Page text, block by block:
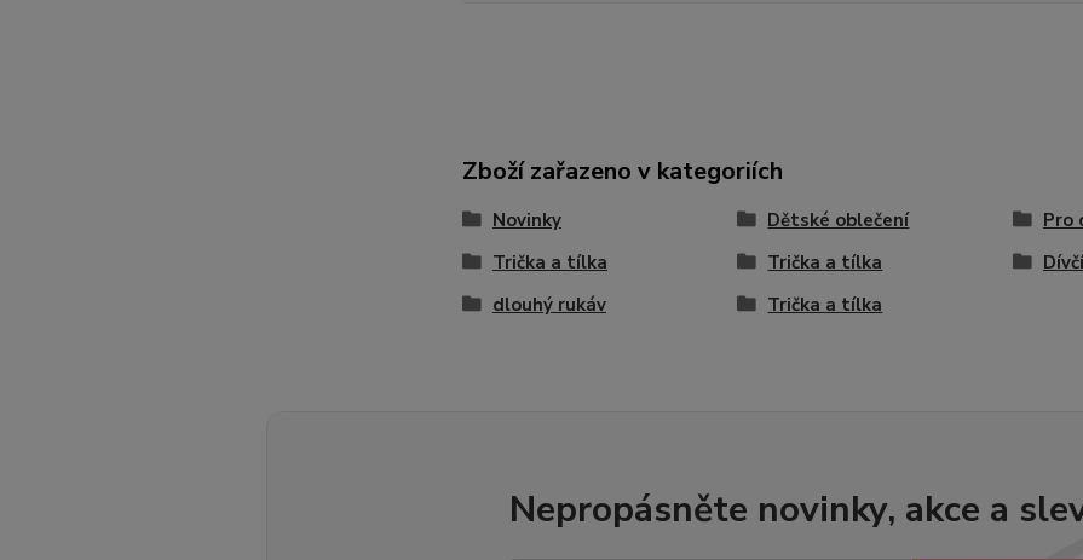
Zboží zařazeno v kategoriích
Novinky Dětské oblečení Pro
Trička a tílka
Trička a tílka
dlouhý rukáv
Trička a tílka
Nepropásněte novinky, akce a